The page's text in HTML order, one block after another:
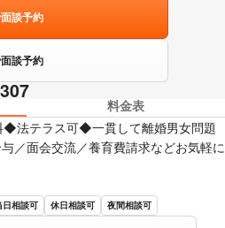
談予約
談予約
料金表
法テラス可◆一貫して離婚男女問題
／面会交流／養育費請求などお気軽に
日相談可 休日相談可 夜間相談可
を